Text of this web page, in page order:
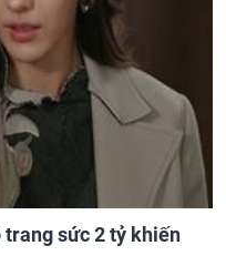
trang sức 2 tỷ khiến